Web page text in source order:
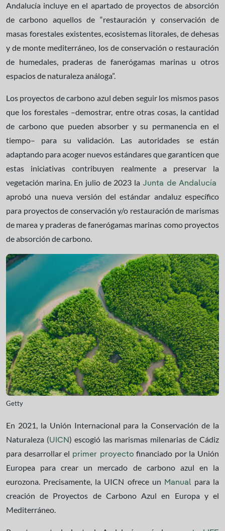
Andalucía incluye en el apartado de proyectos de absorción
de carbono aquellos de “restauración y conservación de
masas forestales existentes, ecosistemas litorales, de dehesas
y de monte mediterráneo, los de conservación o restauración
de humedales, praderas de fanerógamas marinas u otros
espacios de naturaleza análoga”.
Los proyectos de carbono azul deben seguir los mismos pasos
que los forestales –demostrar, entre otras cosas, la cantidad
de carbono que pueden absorber y su permanencia en el
tiempo– para su validación. Las autoridades se están
adaptando para acoger nuevos estándares que garanticen que
estas iniciativas contribuyen realmente a preservar la
vegetación marina. En julio de 2023 la Junta de Andalucía
aprobó una nueva versión del estándar andaluz específico
para proyectos de conservación y/o restauración de marismas
de marea y praderas de fanerógamas marinas como proyectos
de absorción de carbono.
Getty
En 2021, la Unión Internacional para la Conservación de la
Naturaleza (UICN) escogió las marismas milenarias de Cádiz
para desarrollar el primer proyecto financiado por la Unión
Europea para crear un mercado de carbono azul en la
eurozona. Precisamente, la UICN ofrece un Manual para la
creación de Proyectos de Carbono Azul en Europa y el
Mediterráneo.